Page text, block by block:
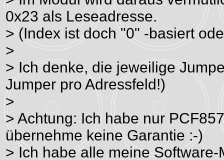
0x23 als Leseadresse.
> (Index ist doch "0" -basiert
>
> Ich denke, die jeweilige
Jumper pro Adressfeld!)
>
> Achtung: Ich habe nur
übernehme keine Garantie :-)
> Ich habe alle meine